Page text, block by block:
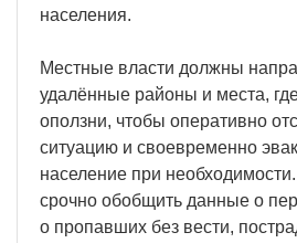
населения.
Местные власти должны
удалённые районы и места,
оползни, чтобы оперативно
ситуацию и своевременно
население при
срочно обобщить данные о
о пропавших без вести,